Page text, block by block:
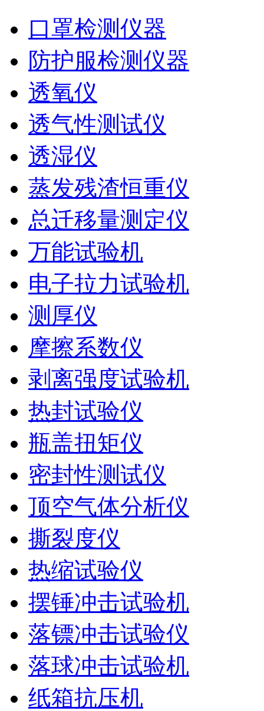
口罩检测仪器
防护服检测仪器
透氧仪
透气性测试仪
透湿仪
蒸发残渣恒重仪
总迁移量测定仪
万能试验机
电子拉力试验机
测厚仪
摩擦系数仪
剥离强度试验机
热封试验仪
瓶盖扭矩仪
密封性测试仪
顶空气体分析仪
撕裂度仪
热缩试验仪
摆锤冲击试验机
落镖冲击试验仪
落球冲击试验机
纸箱抗压机